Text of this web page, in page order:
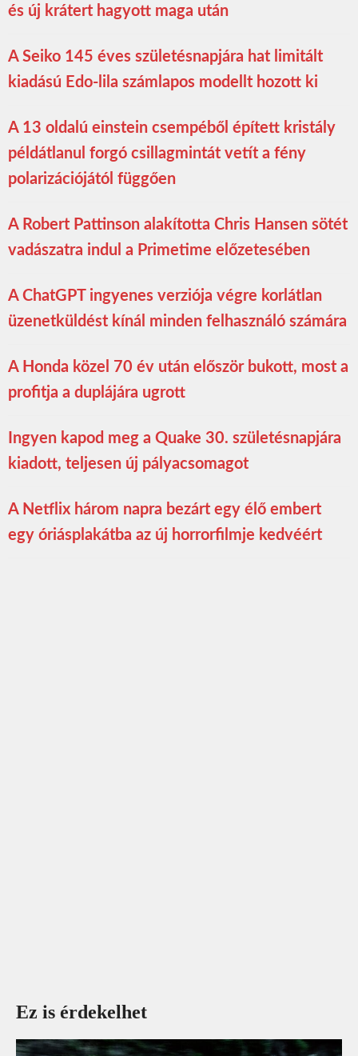
és új krátert hagyott maga után
A Seiko 145 éves születésnapjára hat limitált
kiadású Edo-lila számlapos modellt hozott ki
A 13 oldalú einstein csempéből épített kristály
példátlanul forgó csillagmintát vetít a fény
polarizációjától függően
A Robert Pattinson alakította Chris Hansen sötét
vadászatra indul a Primetime előzetesében
A ChatGPT ingyenes verziója végre korlátlan
üzenetküldést kínál minden felhasználó számára
A Honda közel 70 év után először bukott, most a
profitja a duplájára ugrott
Ingyen kapod meg a Quake 30. születésnapjára
kiadott, teljesen új pályacsomagot
A Netflix három napra bezárt egy élő embert
egy óriásplakátba az új horrorfilmje kedvéért
Ez is érdekelhet